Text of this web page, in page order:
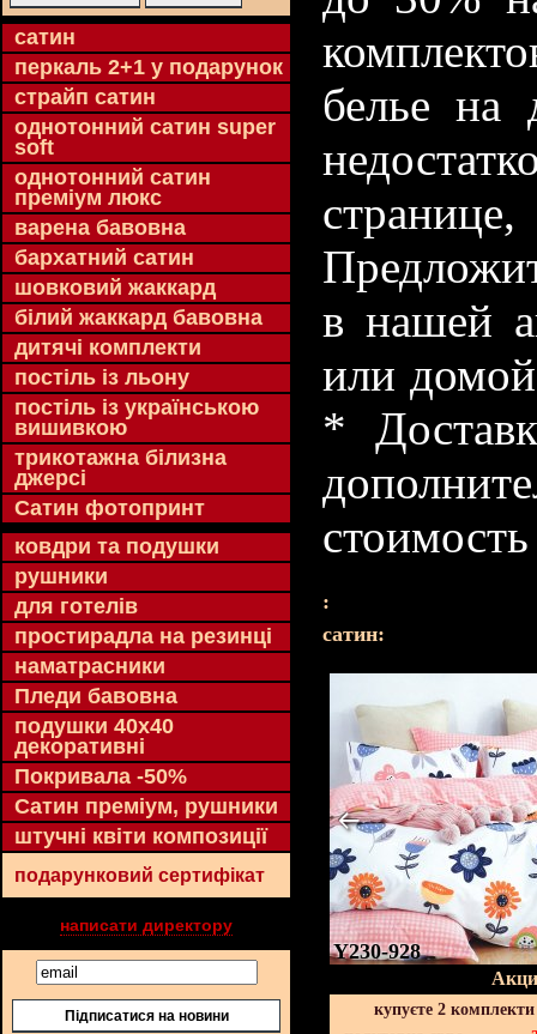
cатин
перкаль 2+1 у подарунок
страйп сатин
однотонний сатин super
soft
однотонний сатин
преміум люкс
варена бавовна
бархатний сатин
шовковий жаккард
білий жаккард бавовна
дитячі комплекти
постіль із льону
постіль із українською
вишивкою
трикотажна білизна
джерсі
Сатин фотопринт
ковдри та подушки
рушники
для готелів
простирадла на резинці
наматрасники
Пледи бавовна
подушки 40х40
декоративні
Покривала -50%
Сатин преміум, рушники
штучні квіти композиції
подарунковий сертифікат
написати директору
Підписатися на новини
белье на
в нашей
или
*
:
cатин:
Y230-928
купуєте 2